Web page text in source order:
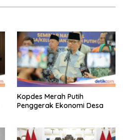
Kopdes Merah Putih
Penggerak Ekonomi Desa